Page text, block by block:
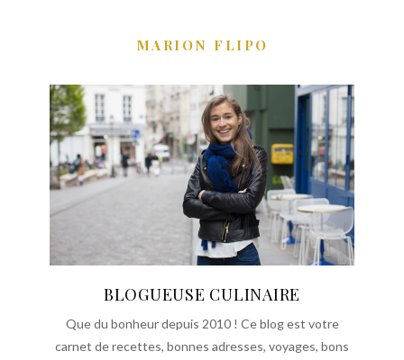
MARION FLIPO
BLOGUEUSE CULINAIRE
Que du bonheur depuis 2010 ! Ce blog est votre
carnet de recettes, bonnes adresses, voyages, bons